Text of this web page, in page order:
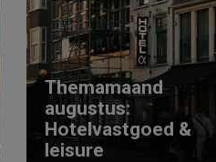
Themamaand
augustus:
Hotelvastgoed &
leisure